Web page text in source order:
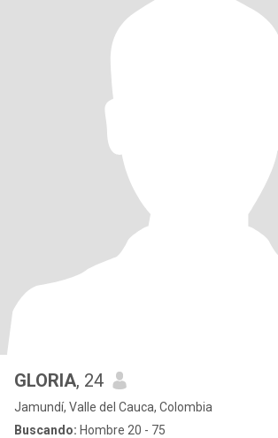
GLORIA, 24
Jamundí, Valle del Cauca, Colombia
Buscando: Hombre 20 - 75